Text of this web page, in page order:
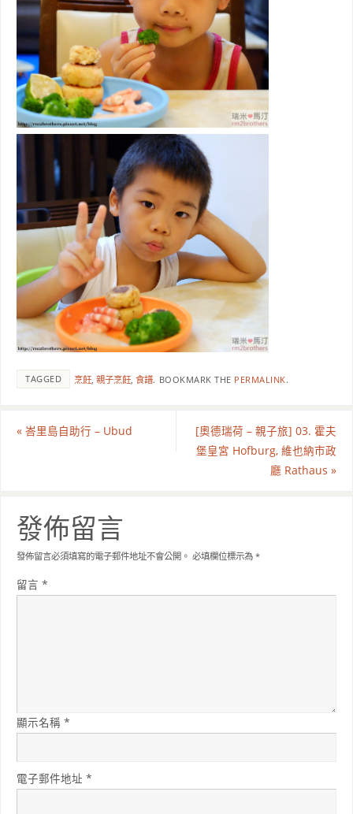
TAGGED 烹飪 ,親子烹飪 ,食譜. BOOKMARK THE PERMALINK.
« 峇里島自助行 – Ubud
[奧德瑞荷 – 親子旅] 03. 霍夫
堡皇宮 Hofburg, 維也納市政
廳 Rathaus »
發佈留言
發佈留言必須填寫的電子郵件地址不會公開。 必填欄位標示為*
留言*
顯示名稱*
電子郵件地址*